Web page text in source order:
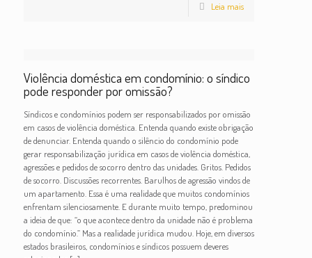
Leia mais
Violência doméstica em condomínio: o síndico
pode responder por omissão?
Síndicos e condomínios podem ser responsabilizados por omissão
em casos de violência doméstica. Entenda quando existe obrigação
de denunciar. Entenda quando o silêncio do condomínio pode
gerar responsabilização jurídica em casos de violência doméstica,
agressões e pedidos de socorro dentro das unidades. Gritos. Pedidos
de socorro. Discussões recorrentes. Barulhos de agressão vindos de
um apartamento. Essa é uma realidade que muitos condomínios
enfrentam silenciosamente. E durante muito tempo, predominou
a ideia de que: “o que acontece dentro da unidade não é problema
do condomínio.” Mas a realidade jurídica mudou. Hoje, em diversos
estados brasileiros, condomínios e síndicos possuem deveres